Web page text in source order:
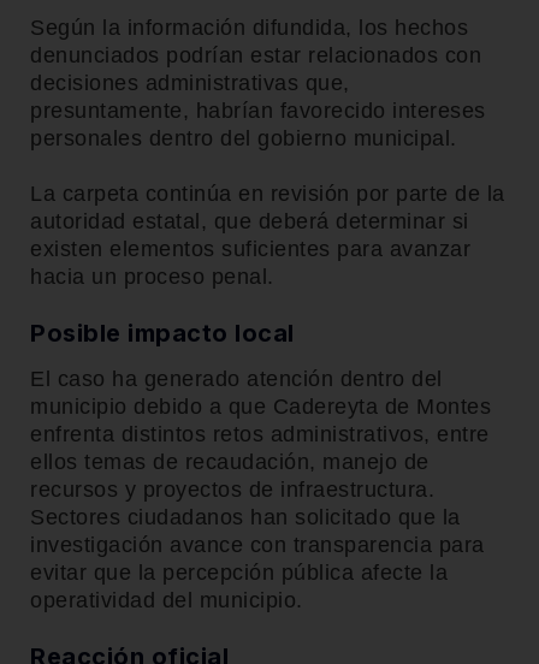
Según la información difundida, los hechos
denunciados podrían estar relacionados con
decisiones administrativas que,
presuntamente, habrían favorecido intereses
personales dentro del gobierno municipal.
La carpeta continúa en revisión por parte de la
autoridad estatal, que deberá determinar si
existen elementos suficientes para avanzar
hacia un proceso penal.
Posible impacto local
El caso ha generado atención dentro del
municipio debido a que Cadereyta de Montes
enfrenta distintos retos administrativos, entre
ellos temas de recaudación, manejo de
recursos y proyectos de infraestructura.
Sectores ciudadanos han solicitado que la
investigación avance con transparencia para
evitar que la percepción pública afecte la
operatividad del municipio.
Reacción oficial